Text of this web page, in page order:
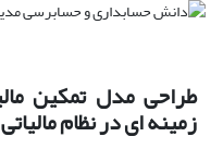
طراحی مدل تمکین
زمینه ای در نظام